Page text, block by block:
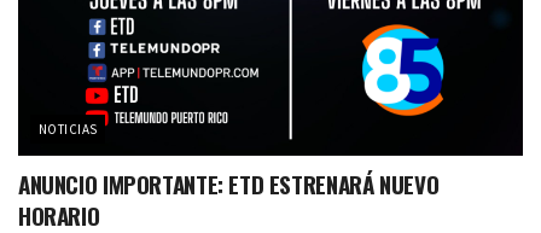
NOTICIAS
ANUNCIO IMPORTANTE: ETD ESTRENARÁ NUEVO
HORARIO